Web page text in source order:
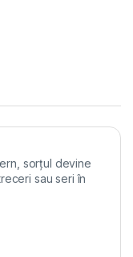
sorțul devine
sau seri în